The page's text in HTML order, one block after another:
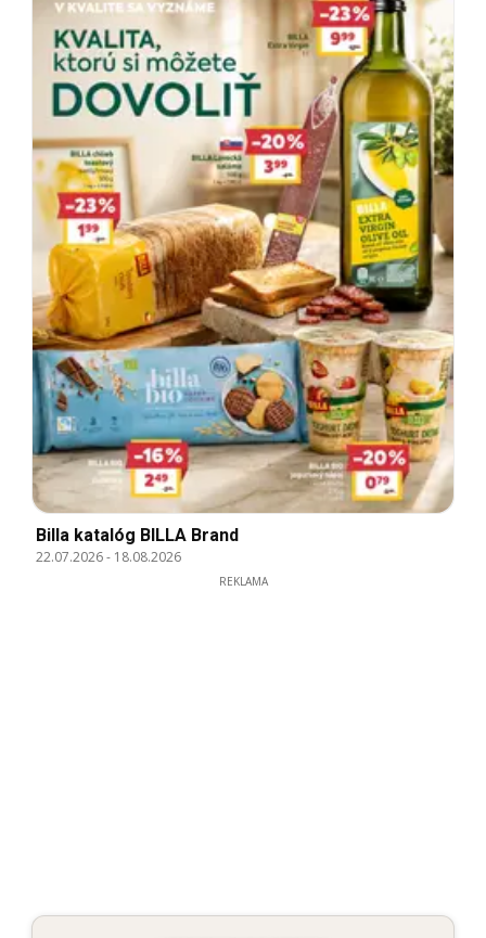
Billa katalóg BILLA Brand
22.07.2026- 18.08.2026
REKLAMA